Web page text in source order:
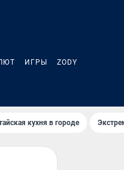
ИГРЫ ZODY
кухня в городе